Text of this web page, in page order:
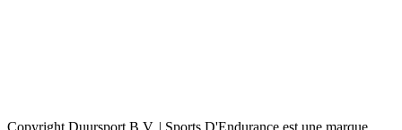
Copyright Duursport B.V. | Sports D'Endurance est une marque